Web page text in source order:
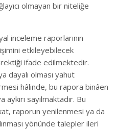
olmayan bir niteliğe
inceleme raporlarının
etkileyebilecek
ifade edilmektedir.
dayalı olması yahut
hâlinde, bu rapora binâen
sayılmaktadır. Bu
raporun yenilenmesi ya da
yönünde talepler ileri